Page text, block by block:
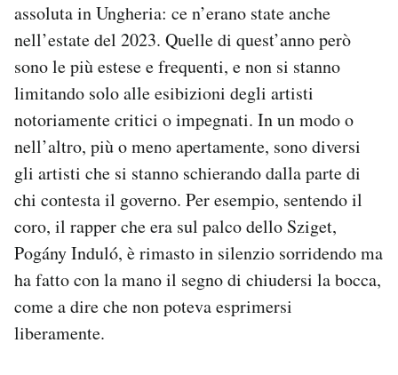
assoluta in Ungheria: ce n’erano state anche
nell’estate del 2023. Quelle di quest’anno però
sono le più estese e frequenti, e non si stanno
limitando solo alle esibizioni degli artisti
notoriamente critici o impegnati. In un modo o
nell’altro, più o meno apertamente, sono diversi
gli artisti che si stanno schierando dalla parte di
chi contesta il governo. Per esempio, sentendo il
coro, il rapper che era sul palco dello Sziget,
Pogány Induló, è rimasto in silenzio sorridendo ma
ha fatto con la mano il segno di chiudersi la bocca,
come a dire che non poteva esprimersi
liberamente.